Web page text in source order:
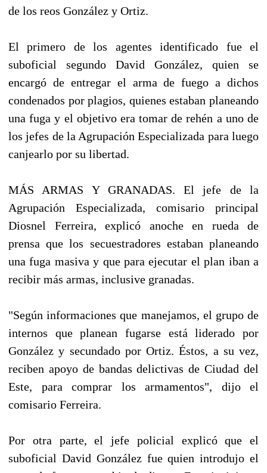
de los reos González y Ortiz.
El primero de los agentes identificado fue el
suboficial segundo David González, quien se
encargó de entregar el arma de fuego a dichos
condenados por plagios, quienes estaban planeando
una fuga y el objetivo era tomar de rehén a uno de
los jefes de la Agrupación Especializada para luego
canjearlo por su libertad.
MÁS ARMAS Y GRANADAS. El jefe de la
Agrupación Especializada, comisario principal
Diosnel Ferreira, explicó anoche en rueda de
prensa que los secuestradores estaban planeando
una fuga masiva y que para ejecutar el plan iban a
recibir más armas, inclusive granadas.
"Según informaciones que manejamos, el grupo de
internos que planean fugarse está liderado por
González y secundado por Ortiz. Éstos, a su vez,
reciben apoyo de bandas delictivas de Ciudad del
Este, para comprar los armamentos", dijo el
comisario Ferreira.
Por otra parte, el jefe policial explicó que el
suboficial David González fue quien introdujo el